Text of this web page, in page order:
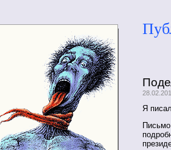
Я